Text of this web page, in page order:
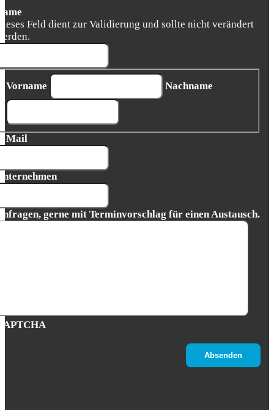
Feld dient zur Validierung und sollte nicht verändert
Vorname Nachname
Mail
gerne mit Terminvorschlag für einen Austausch.